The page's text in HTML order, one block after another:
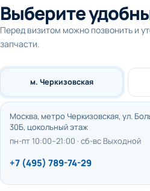
Выберите
Перед визитом можно позвонить и
запчасти.
м. Черкизовская
Москва, метро Черкизовская, ул.
30Б, цокольный этаж
пн-пт 10:00–21:00 · сб-вс Выходной
+7 (495) 789-74-29